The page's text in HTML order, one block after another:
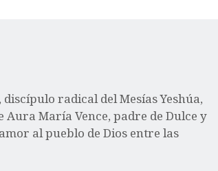
radical del Mesías Yeshúa,
Aura María Vence, padre de Dulce y
al pueblo de Dios entre las